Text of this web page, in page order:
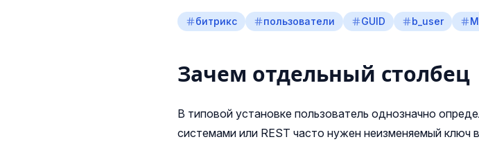
битрикс пользователи GUID b_user
Зачем отдельный столбец
В типовой установке пользователь однозначно
системами или REST часто нужен неизменяемый ключ